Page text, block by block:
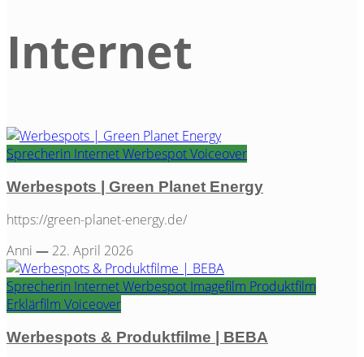
Internet
Category
Sprecherin InternetWerbespotVoiceover
Werbespots | Green Planet Energy
https://green-planet-energy.de/
Anni — 22. April 2026
Sprecherin InternetWerbespot Imagefilm Produktfilm
Erklärfilm Voiceover
Werbespots & Produktfilme | BEBA